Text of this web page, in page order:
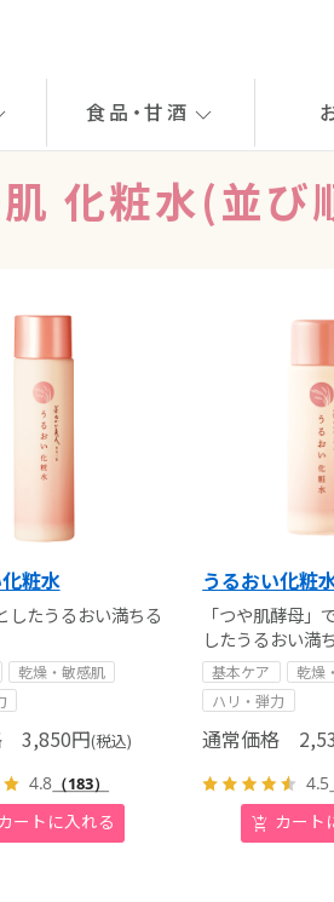
食品・甘酒
化粧水(並び
粧水
したうるおい満ちる
乾燥・敏感肌
3,850円(税込)
4.8（183）
うるおい化粧
「つや肌酵母」
したうるおい満
基本ケア
乾燥
ハリ・弾力
通常価格
4.5